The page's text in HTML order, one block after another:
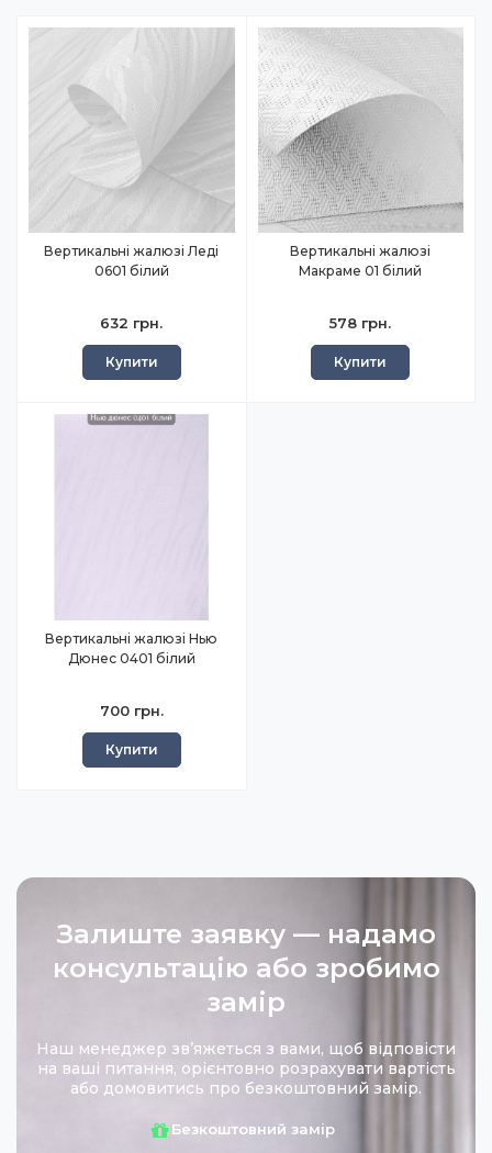
Вертикальні жалюзі Леді
0601 білий
632 грн.
Купити
Вертикальні жалюзі
Макраме 01 білий
578 грн.
Купити
Вертикальні жалюзі Нью
Дюнес 0401 білий
700 грн.
Купити
Залиште заявку — надамо
консультацію або зробимо
замір
Наш менеджер звʼяжеться з вами, щоб відповісти
на ваші питання, орієнтовно розрахувати вартість
або домовитись про безкоштовний замір.
Безкоштовний замір